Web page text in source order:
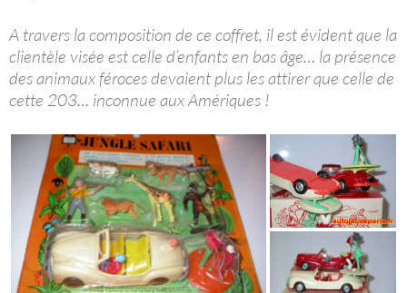
A travers la composition de ce coffret, il est évident que la
clientèle visée est celle d’enfants en bas âge… la présence
des animaux féroces devaient plus les attirer que celle de
cette 203… inconnue aux Amériques !